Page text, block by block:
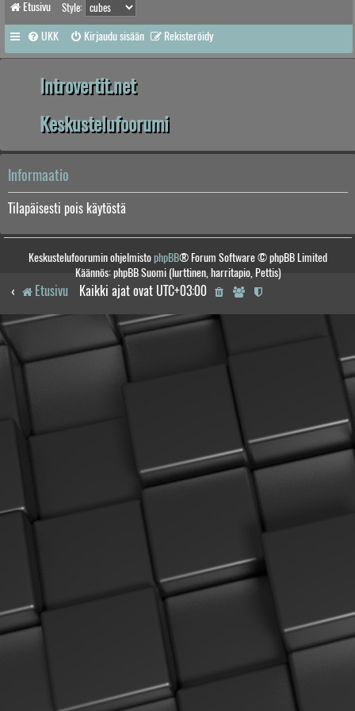
Etusivu Style:
UKK Kirjaudu sisään Rekisteröidy
Introvertit.net
Keskustelufoorumi
Informaatio
Tilapäisesti pois käytöstä
Keskustelufoorumin ohjelmistophpBB® Forum Software © phpBB Limited
Käännös: phpBB Suomi (lurttinen, harritapio, Pettis)
Etusivu Kaikki ajat ovat UTC+03:00